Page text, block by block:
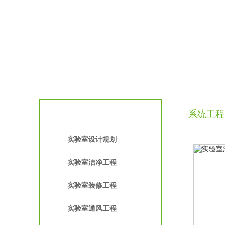
实验室设计规划
实验室洁净工程
实验室装修工程
实验室通风工程
系统工